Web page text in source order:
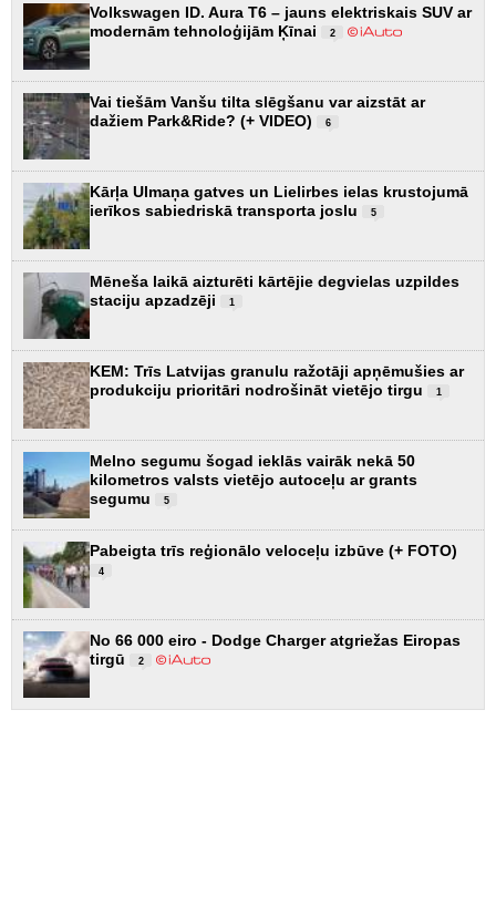
Volkswagen ID. Aura T6 – jauns elektriskais SUV ar
modernām tehnoloģijām Ķīnai
2
Vai tiešām Vanšu tilta slēgšanu var aizstāt ar
dažiem Park&Ride? (+ VIDEO)
6
Kārļa Ulmaņa gatves un Lielirbes ielas krustojumā
ierīkos sabiedriskā transporta joslu
5
Mēneša laikā aizturēti kārtējie degvielas uzpildes
staciju apzadzēji
1
KEM: Trīs Latvijas granulu ražotāji apņēmušies ar
produkciju prioritāri nodrošināt vietējo tirgu
1
Melno segumu šogad ieklās vairāk nekā 50
kilometros valsts vietējo autoceļu ar grants
segumu
5
Pabeigta trīs reģionālo veloceļu izbūve (+ FOTO)
4
No 66 000 eiro - Dodge Charger atgriežas Eiropas
tirgū
2